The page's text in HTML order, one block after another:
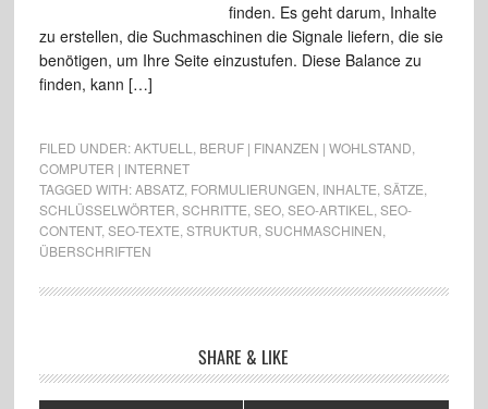
finden. Es geht darum, Inhalte
zu erstellen, die Suchmaschinen die Signale liefern, die sie
benötigen, um Ihre Seite einzustufen. Diese Balance zu
finden, kann […]
FILED UNDER:AKTUELL BERUF | FINANZEN | WOHLSTAND
COMPUTER | INTERNET
TAGGED WITH:ABSATZ, FORMULIERUNGEN INHALTE SÄTZE
SCHLÜSSELWÖRTER SCHRITTE SEO, SEO-ARTIKEL
SEO-
CONTENT, SEO-TEXTE STRUKTUR SUCHMASCHINEN
ÜBERSCHRIFTEN
SHARE & LIKE